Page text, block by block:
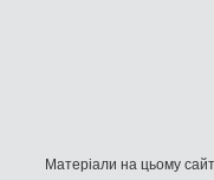
Матеріали на цьому